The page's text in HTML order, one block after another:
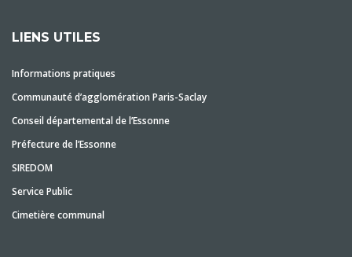
LIENS UTILES
Informations pratiques
Communauté d’agglomération Paris-Saclay
Conseil départemental de l’Essonne
Préfecture de l’Essonne
SIREDOM
Service Public
Cimetière communal